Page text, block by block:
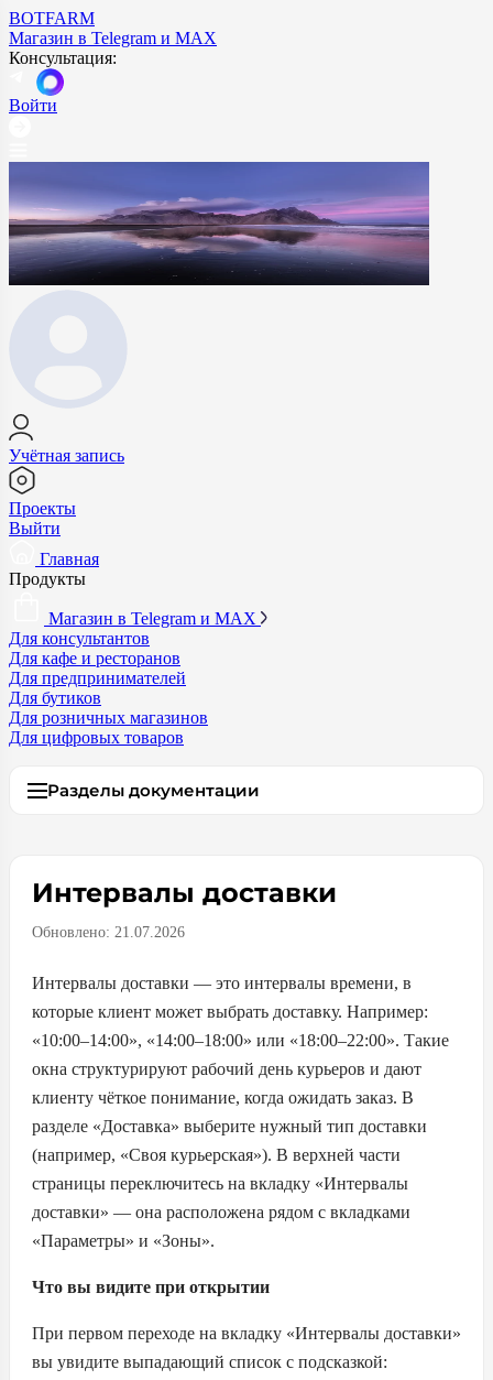
BOTFARM
Магазин в Telegram и MAX
Консультация:
Войти
Учётная запись
Проекты
Выйти
Главная
Продукты
Магазин в Telegram и MAX
Для консультантов
Для кафе и ресторанов
Для предпринимателей
Для бутиков
Для розничных магазинов
Для цифровых товаров
Разделы документации
Интервалы доставки
Обновлено: 21.07.2026
Интервалы доставки — это интервалы времени, в
которые клиент может выбрать доставку. Например:
«10:00–14:00», «14:00–18:00» или «18:00–22:00». Такие
окна структурируют рабочий день курьеров и дают
клиенту чёткое понимание, когда ожидать заказ. В
разделе «Доставка» выберите нужный тип доставки
(например, «Своя курьерская»). В верхней части
страницы переключитесь на вкладку «Интервалы
доставки» — она расположена рядом с вкладками
«Параметры» и «Зоны».
Что вы видите при открытии
При первом переходе на вкладку «Интервалы доставки»
вы увидите выпадающий список с подсказкой: